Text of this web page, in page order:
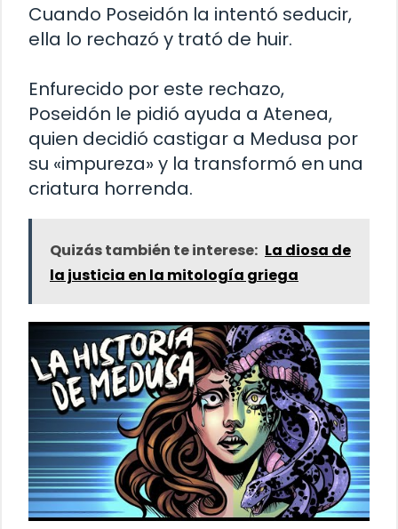
Cuando Poseidón la intentó seducir,
ella lo rechazó y trató de huir.
Enfurecido por este rechazo,
Poseidón le pidió ayuda a Atenea,
quien decidió castigar a Medusa por
su «impureza» y la transformó en una
criatura horrenda.
Quizás también te interese: La diosa de
la justicia en la mitología griega